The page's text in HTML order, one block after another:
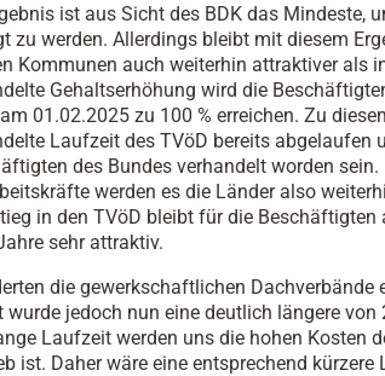
ist aus Sicht des BDK das Mindeste,
zu werden. Allerdings bleibt mit diesem
Kommunen auch weiterhin attraktiver als
Gehaltserhöhung wird die
01.02.2025 zu 100 % erreichen. Zu
Laufzeit des TVöD bereits abgelaufen
des Bundes verhandelt worden
werden es die Länder also
in den TVöD bleibt für die Beschäftigten
sehr attraktiv.
die gewerkschaftlichen Dachverbände
wurde jedoch nun eine deutlich längere von
Laufzeit werden uns die hohen Kosten
ist. Daher wäre eine entsprechend